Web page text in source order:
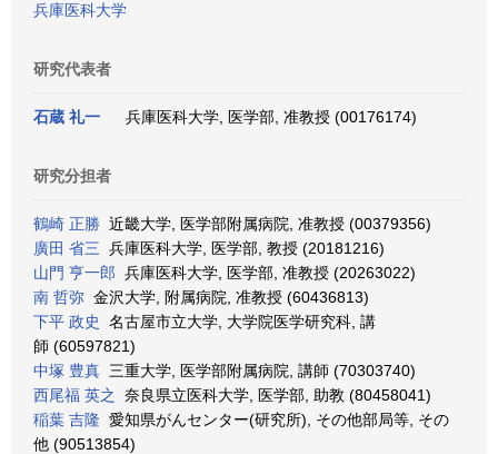
兵庫医科大学
研究代表者
石蔵 礼一 兵庫医科大学, 医学部, 准教授 (00176174)
研究分担者
鶴崎 正勝 近畿大学, 医学部附属病院, 准教授 (00379356)
廣田 省三 兵庫医科大学, 医学部, 教授 (20181216)
山門 亨一郎 兵庫医科大学, 医学部, 准教授 (20263022)
南 哲弥 金沢大学, 附属病院, 准教授 (60436813)
下平 政史
名古屋市立大学, 大学院医学研究科, 講
師 (60597821)
中塚 豊真 三重大学, 医学部附属病院, 講師 (70303740)
西尾福 英之
奈良県立医科大学, 医学部, 助教 (80458041)
稲葉 吉隆 愛知県がんセンター(研究所), その他部局等, その
他 (90513854)